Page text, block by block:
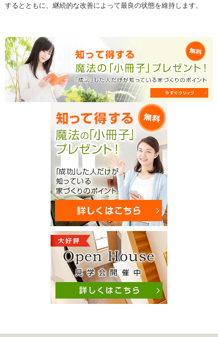
するとともに、継続的な改善によって最良の状態を維持します。